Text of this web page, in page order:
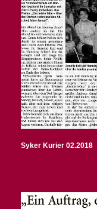
Syker Kurier 02.2018